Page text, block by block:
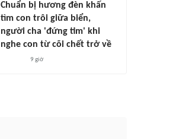
Chuẩn bị hương đèn khấn
tìm con trôi giữa biển,
người cha 'đứng tim' khi
nghe con từ cõi chết trở về
9 giờ